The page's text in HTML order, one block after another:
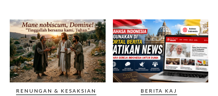
RENUNGAN & KESAKSIAN BERITA KAJ